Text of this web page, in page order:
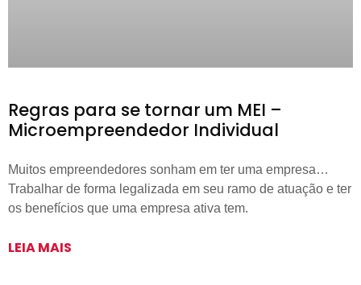
Regras para se tornar um MEI –
Microempreendedor Individual
Muitos empreendedores sonham em ter uma empresa…
Trabalhar de forma legalizada em seu ramo de atuação e ter
os benefícios que uma empresa ativa tem.
LEIA MAIS